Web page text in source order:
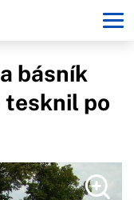
básník
tesknil po